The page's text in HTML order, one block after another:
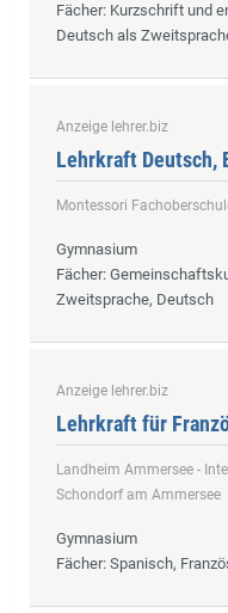
Fächer: Kurzschrift und
Deutsch als
Anzeige lehrer.biz
Lehrkraft Deutsch,
Montessori
Gymnasium
Fächer:
Zweitsprache, Deutsch
Anzeige lehrer.biz
Lehrkraft für
Landheim Ammersee -
Schondorf am Ammersee
Gymnasium
Fächer: Spanisch,